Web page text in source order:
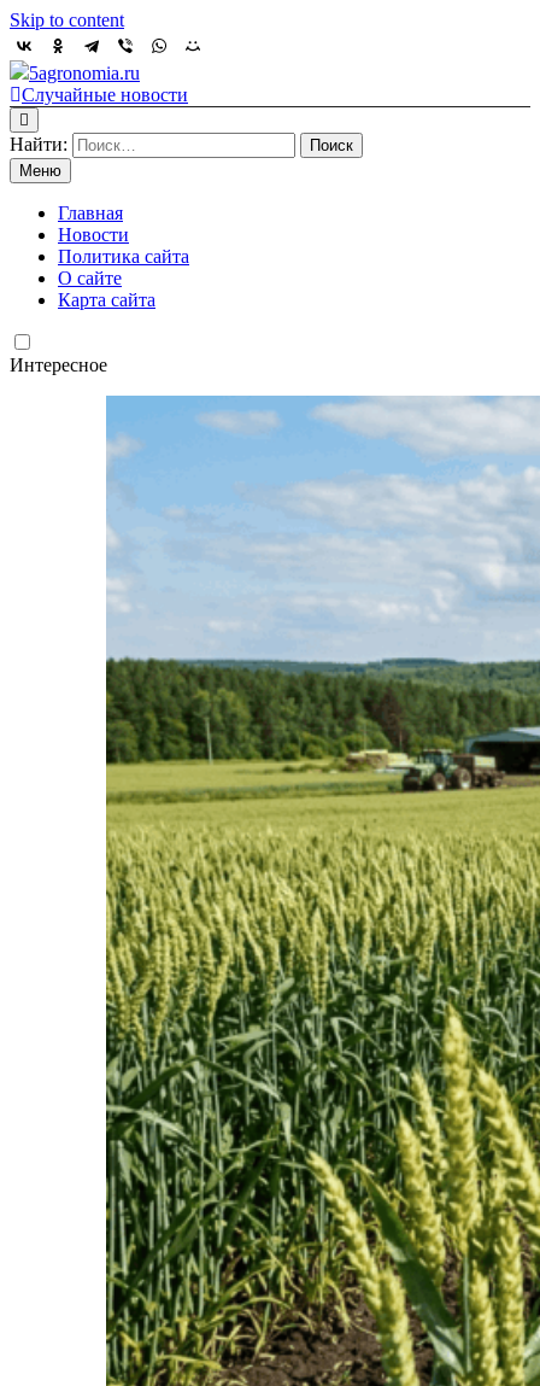
Skip to content
5agronomia.ru
Случайные новости
Найти:
Меню
Главная
Новости
Политика сайта
О сайте
Карта сайта
Интересное